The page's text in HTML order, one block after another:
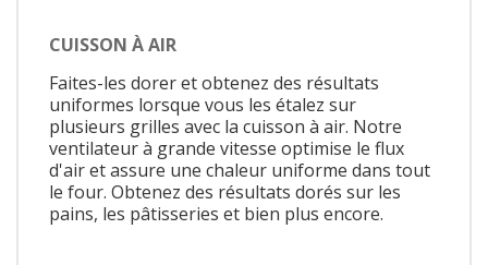
CUISSON À AIR
Faites-les dorer et obtenez des résultats
uniformes lorsque vous les étalez sur
plusieurs grilles avec la cuisson à air. Notre
ventilateur à grande vitesse optimise le flux
d'air et assure une chaleur uniforme dans tout
le four. Obtenez des résultats dorés sur les
pains, les pâtisseries et bien plus encore.